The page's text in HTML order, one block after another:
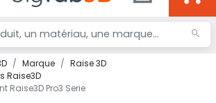
Marque
Raise 3D
Raise3D
Raise3D Pro3 Serie